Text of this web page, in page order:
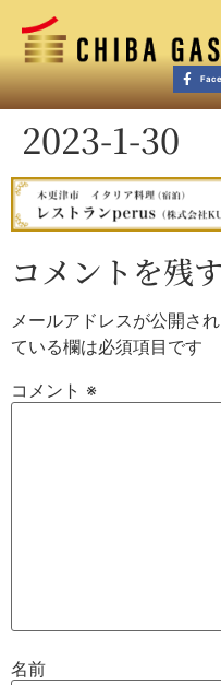
2023-1-30
コメントを残
メールアドレスが公開さ
ている欄は必須項目です
コメント ※
名前